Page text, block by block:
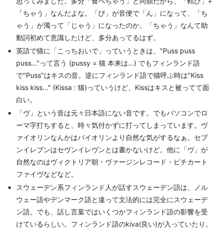
「ちゃう」なんだよな。「び」が音便で「ん」になって、「ち
ゃう」が濁って「じゃう」になったのか。「ちゃう」なんて助
動詞初めて意識したけど、多分あってるはず。
英語で猫に「こっちおいで」っていうときは、"Puss puss
puss..."って言う (pussy = 猫 本来は…) でもフィンランド語
で"Puss"はキスの音。逆にフィンランド語で猫呼ぶ時は"Kiss
kiss kiss..." (Kissa : 猫)っていうけど、Kissはキスと被ってて面
白い。
「ヴ」という音は元々日本語にない音です。でもパソコンでロ
ーマ字打ちすると、時々気付かずに打ってしまっています。ヴ
ァイオリンなんかはバイオリンより自然な気がするなぁ。セブ
ンイレブンはセヴンイレヴンとは書かないけど。他に「ヴ」が
自然なのはヴィクトリア朝・ヴァージンレコード・ピチカート
ファイヴなどなど。
スウェーデン系フィンランド人が話すスウェーデン語は、ノル
ウェー語やデンマーク語と違って文法的には完全にスウェーデ
ン語。でも、話し言葉ではいくつかフィンランド語の影響を受
けているらしい。フィンランド語のkiva(良い)が入っていたり。